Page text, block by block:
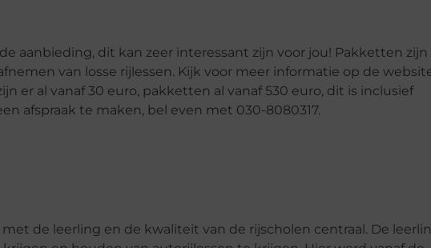
aanbieding, dit kan zeer interessant zijn voor jou! Pakketten zijn
van losse rijlessen. Kijk voor meer informatie op de
er al vanaf 30 euro, pakketten al vanaf 530 euro, dit is inclusief
afspraak te maken, bel even met 030-8080317.
de leerling en de kwaliteit van de rijscholen centraal. De